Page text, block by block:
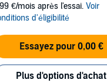
€/mois après l'essai. Voir
d'éligibilité
Essayez pour 0,00 €
Plus d'options d'achat